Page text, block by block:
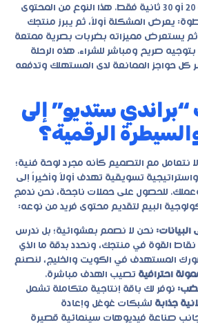
الكلمات في فيديو مدته 20 أو 30 ثانية فقط. هذا النوع من المحتوى
يعرض المشكلة أولاً، ثم يبرز منتجك
ثم يستعرض مميزاته بضربات بصرية ممتعة
صريح ومباشر للشراء. هذه الرحلة
كل حواجز الممانعة لدى المستهلك وتدفعه
ستديو” إلى
الرقمية؟
نتعامل مع التصميم كأنه مجرد لوحة فنية؛
تسويقية تهدف أولاً وأخيراً إلى
للحصول على حملات ناجحة، نحن ندمج
البيع لتقديم محتوى فريد من نوعه:
نحن لا نصمم بعشوائية؛ بل ندرس
القوة في منتجك، ونحدد بدقة ما الذي
المستهدف في الكويت والخليج، لنصنع
احترافية تصيب الهدف مباشرة.
نوفر لك باقة إنتاجية متكاملة تشمل
جذابة لشبكات غوغل وإعادة
صناعة فيديوهات سينمائية قصيرة